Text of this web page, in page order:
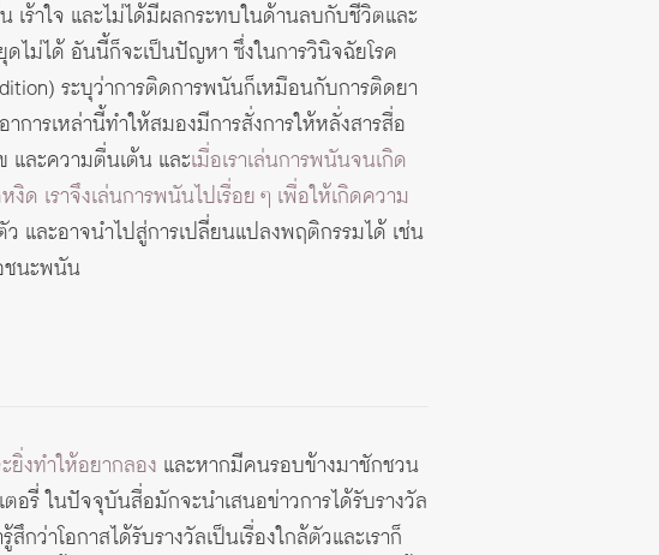
เร้าใจ และไม่ได้มีผลกระทบในด้านลบกับชีวิตและ
ไม่ได้ อันนี้ก็จะเป็นปัญหา ซึ่งในการวินิจฉัยโรค
ระบุว่าการติดการพนันก็เหมือนกับการติดยา
การเหล่านี้ทำให้สมองมีการสั่งการให้หลั่งสารสื่อ
และความตื่นเต้น และเมื่อเราเล่นการพนันจนเกิด
เราจึงเล่นการพนันไปเรื่อย ๆ เพื่อให้เกิดความ
และอาจนำไปสู่การเปลี่ยนแปลงพฤติกรรมได้ เช่น
ชนะพนัน
ยิ่งทำให้อยากลอง และหากมีคนรอบข้างมาชักชวน
อรี่ ในปัจจุบันสื่อมักจะนำเสนอข่าวการได้รับรางวัล
กว่าโอกาสได้รับรางวัลเป็นเรื่องใกล้ตัวและเราก็